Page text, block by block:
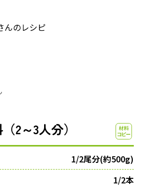
んのレシピ
2～3人分）
1/2尾分(約500g)
1/2本